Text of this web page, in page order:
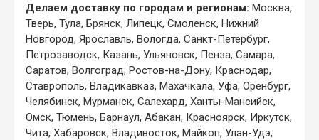
Делаем доставку по городам и регионам: Москва,
Тверь, Тула, Брянск, Липецк, Смоленск, Нижний
Новгород, Ярославль, Вологда, Санкт-Петербург,
Петрозаводск, Казань, Ульяновск, Пенза, Самара,
Саратов, Волгоград, Ростов-на-Дону, Краснодар,
Ставрополь, Владикавказ, Махачкала, Уфа, Оренбург,
Челябинск, Мурманск, Салехард, Ханты-Мансийск,
Омск, Тюмень, Барнаул, Абакан, Красноярск, Иркутск,
Чита, Хабаровск, Владивосток, Майкоп, Улан-Удэ,